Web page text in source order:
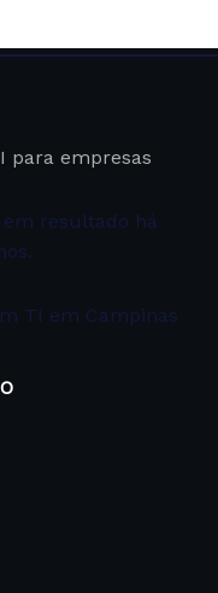
para empresas
resultado há
TI em Campinas